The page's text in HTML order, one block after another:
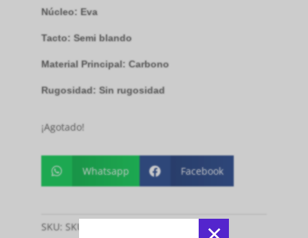
Núcleo: Eva
Tacto: Semi blando
Material Principal: Carbono
Rugosidad: Sin rugosidad
¡Agotado!
 Whatsapp  Facebook
SKU: SKU311